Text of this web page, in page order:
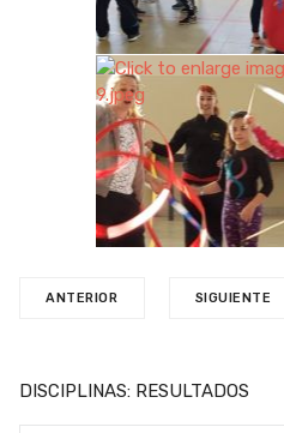
ANTERIOR SIGUIENTE
DISCIPLINAS: RESULTADOS